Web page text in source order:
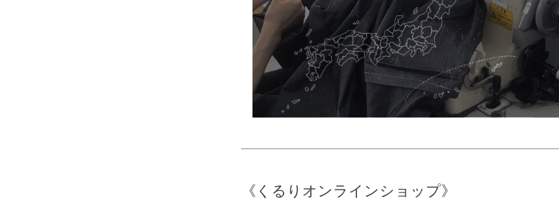
《くるりオンラインショップ》